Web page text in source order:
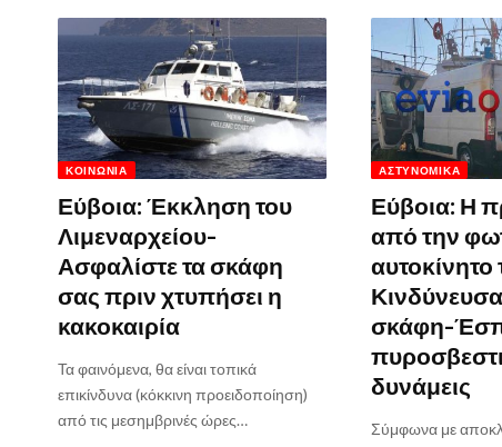
ΚΟΙΝΩΝΊΑ
Εύβοια: Έκκληση του
Λιμεναρχείου-
Ασφαλίστε τα σκάφη
σας πριν χτυπήσει η
κακοκαιρία
Τα φαινόμενα, θα είναι τοπικά
επικίνδυνα (κόκκινη προειδοποίηση)
από τις μεσημβρινές ώρες…
ΑΣΤΥΝΟΜΙΚΆ
Εύβοια: Η
από την
σκάφη-
δυνάμεις
Σύμφωνα με